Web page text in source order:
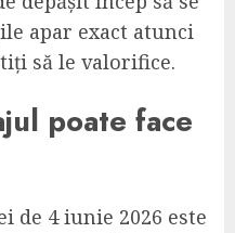
apar exact atunci
să le valorifice.
poate face
de 4 iunie 2026 este